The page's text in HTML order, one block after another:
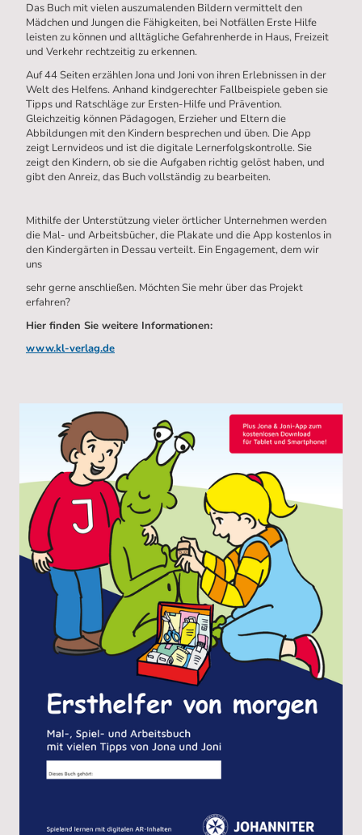
Das Buch mit vielen auszumalenden Bildern vermittelt den
Mädchen und Jungen die Fähigkeiten, bei Notfällen Erste Hilfe
leisten zu können und alltägliche Gefahrenherde in Haus, Freizeit
und Verkehr rechtzeitig zu erkennen.
Auf 44 Seiten erzählen Jona und Joni von ihren Erlebnissen in der
Welt des Helfens. Anhand kindgerechter Fallbeispiele geben sie
Tipps und Ratschläge zur Ersten-Hilfe und Prävention.
Gleichzeitig können Pädagogen, Erzieher und Eltern die
Abbildungen mit den Kindern besprechen und üben. Die App
zeigt Lernvideos und ist die digitale Lernerfolgskontrolle. Sie
zeigt den Kindern, ob sie die Aufgaben richtig gelöst haben, und
gibt den Anreiz, das Buch vollständig zu bearbeiten.
Mithilfe der Unterstützung vieler örtlicher Unternehmen werden
die Mal- und Arbeitsbücher, die Plakate und die App kostenlos in
den Kindergärten in Dessau verteilt. Ein Engagement, dem wir
uns
sehr gerne anschließen. Möchten Sie mehr über das Projekt
erfahren?
Hier finden Sie weitere Informationen:
www.kl-verlag.de